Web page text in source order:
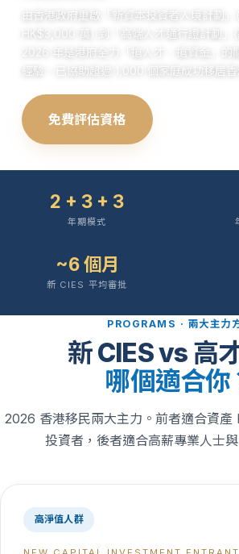
由香港政府重啟「新資本投資者入境計劃」(
HK$3,000 萬) 到「高端人才通行證計劃」(
2026 年是港府全力「搶人才、搶資金」的
經驗，已協助超過 1,000 個家庭成功移居香
免費評估資格
2 + 3 + 3
年期模式
~6 個月
新 CIES 平均審批
PROGRAMS · 兩大主力
新 CIES vs 高
哪個適合你
2026 香港移民兩大主力。前者適合資
投資者，後者適合高薪專業人士
高淨值人群